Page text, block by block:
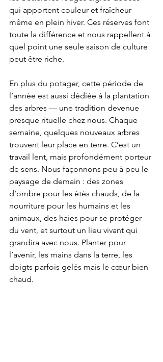
qui apportent couleur et fraîcheur
même en plein hiver. Ces réserves font
toute la différence et nous rappellent à
quel point une seule saison de culture
peut être riche.
En plus du potager, cette période de
l’année est aussi dédiée à la plantation
des arbres — une tradition devenue
presque rituelle chez nous. Chaque
semaine, quelques nouveaux arbres
trouvent leur place en terre. C’est un
travail lent, mais profondément porteur
de sens. Nous façonnons peu à peu le
paysage de demain : des zones
d’ombre pour les étés chauds, de la
nourriture pour les humains et les
animaux, des haies pour se protéger
du vent, et surtout un lieu vivant qui
grandira avec nous. Planter pour
l’avenir, les mains dans la terre, les
doigts parfois gelés mais le cœur bien
chaud.